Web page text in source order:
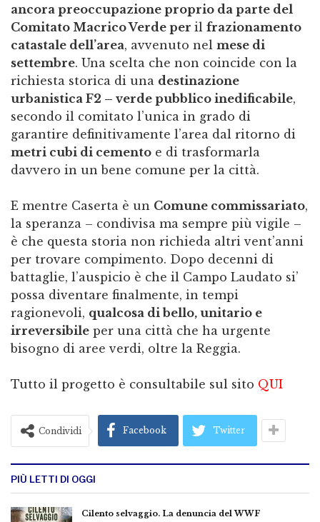
ancora preoccupazione proprio da parte del
Comitato Macrico Verde per il frazionamento
catastale dell’area, avvenuto nel mese di
settembre. Una scelta che non coincide con la
richiesta storica di una destinazione
urbanistica F2 – verde pubblico inedificabile,
secondo il comitato l’unica in grado di
garantire definitivamente l’area dal ritorno di
metri cubi di cemento e di trasformarla
davvero in un bene comune per la città.
E mentre Caserta è un Comune commissariato,
la speranza – condivisa ma sempre più vigile –
è che questa storia non richieda altri vent’anni
per trovare compimento. Dopo decenni di
battaglie, l’auspicio è che il Campo Laudato si’
possa diventare finalmente, in tempi
ragionevoli, qualcosa di bello, unitario e
irreversibile per una città che ha urgente
bisogno di aree verdi, oltre la Reggia.
Tutto il progetto è consultabile sul sito QUI
Condividi Facebook Twitter
PIÙ LETTI DI OGGI
Cilento selvaggio. La denuncia del WWF